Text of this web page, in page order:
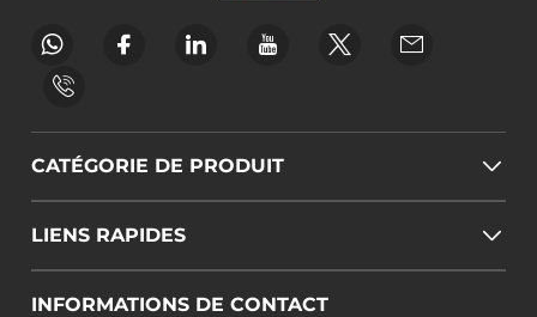
CATÉGORIE DE PRODUIT
LIENS RAPIDES
INFORMATIONS DE CONTACT